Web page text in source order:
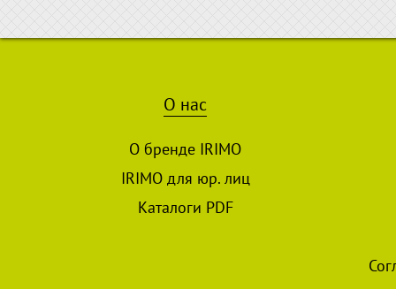
О нас
О бренде IRIMO
IRIMO для юр. лиц
Каталоги PDF